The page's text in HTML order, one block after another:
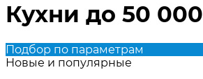
Кухни до 50 000
Подбор по параметрам
Новые и популярные